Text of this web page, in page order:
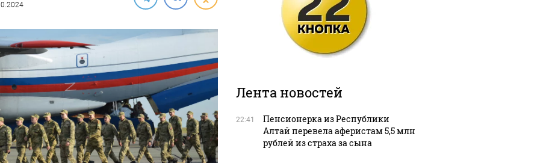
Лента новостей
22:41
Пенсионерка из Республики
Алтай перевела аферистам 5,5 млн
рублей из страха за сына